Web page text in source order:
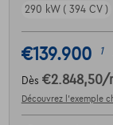
290 kW ( 394 CV )
€139.900 1
Dès €2.848,50/
Découvrez l’exemple